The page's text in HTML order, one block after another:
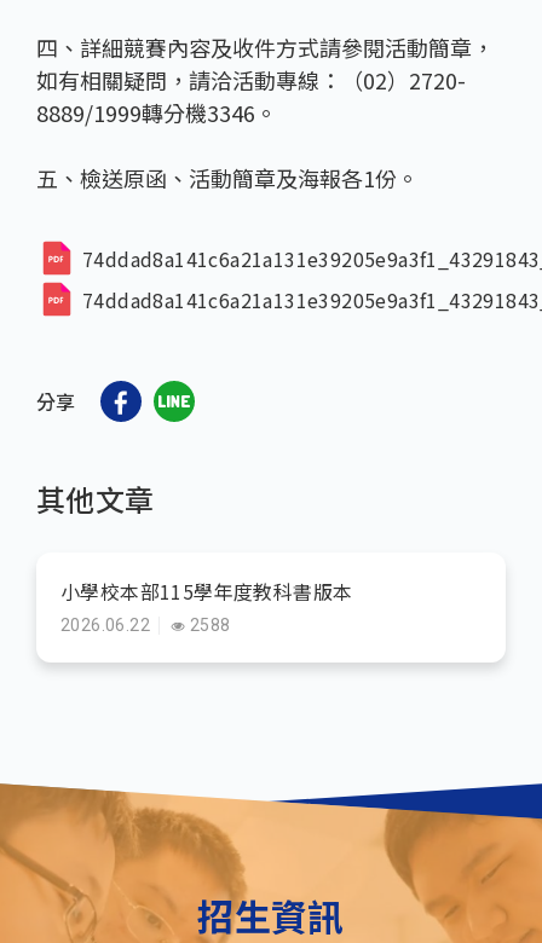
四、詳細競賽內容及收件方式請參閱活動簡章，
如有相關疑問，請洽活動專線：（02）2720-
8889/1999轉分機3346。
五、檢送原函、活動簡章及海報各1份。
分享
其他文章
小學校本部115學年度教科書版本
2026.06.22 2588
招生資訊